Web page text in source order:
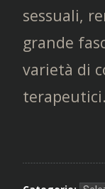
sessuali,
grande
varietà di
terapeutici.